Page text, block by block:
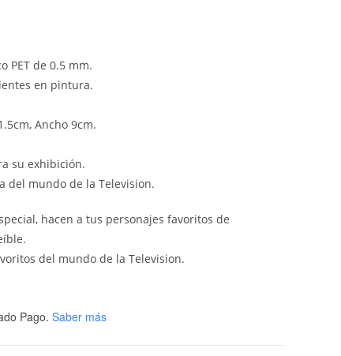
PET de 0.5 mm.
en pintura.
Ancho 9cm.
su exhibición.
del mundo de la Television.
hacen a tus personajes favoritos de
del mundo de la Television.
Pago. Saber más